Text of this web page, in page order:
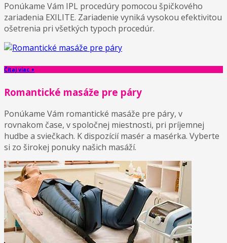
Ponúkame Vám IPL procedúry pomocou špičkového
zariadenia EXILITE. Zariadenie vyniká vysokou efektivitou
ošetrenia pri všetkých typoch procedúr.
Čítaj viac +
Romantické masáže pre páry
Ponúkame Vám romantické masáže pre páry, v
rovnakom čase, v spoločnej miestnosti, pri príjemnej
hudbe a sviečkach. K dispozícií masér a masérka. Vyberte
si zo širokej ponuky našich masáží.